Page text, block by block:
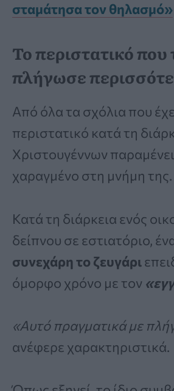
σταμάτησα τον θηλασμό»
Το περιστατικό που
πλήγωσε
Από όλα τα σχόλια που
περιστατικό κατά τη
Χριστουγέννων
χαραγμένο στη μνήμη της.
Κατά τη διάρκεια ενός
δείπνου σε εστιατόριο,
συνεχάρη το ζευγάρι
όμορφο χρόνο με τον
«Αυτό πραγματικά με
ανέφερε χαρακτηριστικά.